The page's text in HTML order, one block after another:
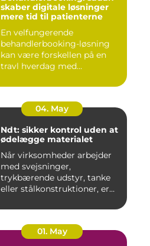
skaber digitale løsninger
mere tid til patienterne
En velfungerende
behandlerbooking-løsning
kan være forskellen på en
travl hverdag med
04. May
Ndt: sikker kontrol uden at
ødelægge materialet
Når virksomheder arbejder
med svejsninger,
trykbærende udstyr, tanke
eller stålkonstruktioner, er
01. May